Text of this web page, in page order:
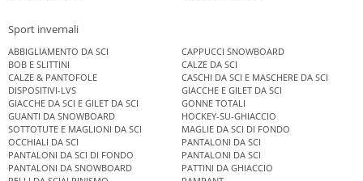
Sport invernali
ABBIGLIAMENTO DA SCI
CAPPUCCI SNOWBOARD
BOB E SLITTINI
CALZE DA SCI
CALZE & PANTOFOLE
CASCHI DA SCI E MASCHERE DA SCI
DISPOSITIVI-LVS
GIACCHE E GILET DA SCI
GIACCHE DA SCI E GILET DA SCI
GONNE TOTALI
GUANTI DA SNOWBOARD
HOCKEY-SU-GHIACCIO
SOTTOTUTE E MAGLIONI DA SCI
MAGLIE DA SCI DI FONDO
OCCHIALI DA SCI
PANTALONI DA SCI
PANTALONI DA SCI DI FONDO
PANTALONI DA SCI
PANTALONI DA SNOWBOARD
PATTINI DA GHIACCIO